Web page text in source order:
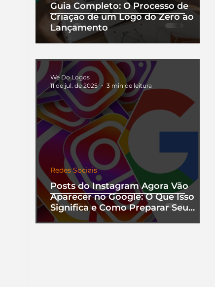
Guia Completo: O Processo de
Criação de um Logo do Zero ao
Lançamento
Posts do Instagram Agora Vão
Aparecer no Google: O Que Isso
Significa e Como Preparar Seu
Perfil
Redes Sociais
We Do Logos
11 de jul. de 2025
3 min de leitura